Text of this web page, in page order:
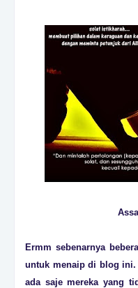
Ermm sebenarnya
untuk menaip di blog
ada saje mereka yang